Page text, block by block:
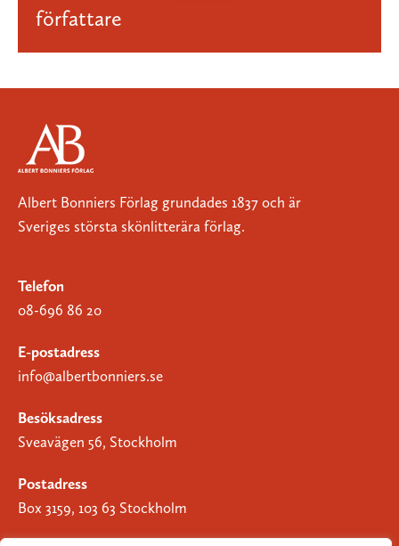
författare
Albert Bonniers Förlag grundades 1837 och är
Sveriges största skönlitterära förlag.
Telefon
08-696 86 20
E-postadress
info@albertbonniers.se
Besöksadress
Sveavägen 56, Stockholm
Postadress
Box 3159, 103 63 Stockholm